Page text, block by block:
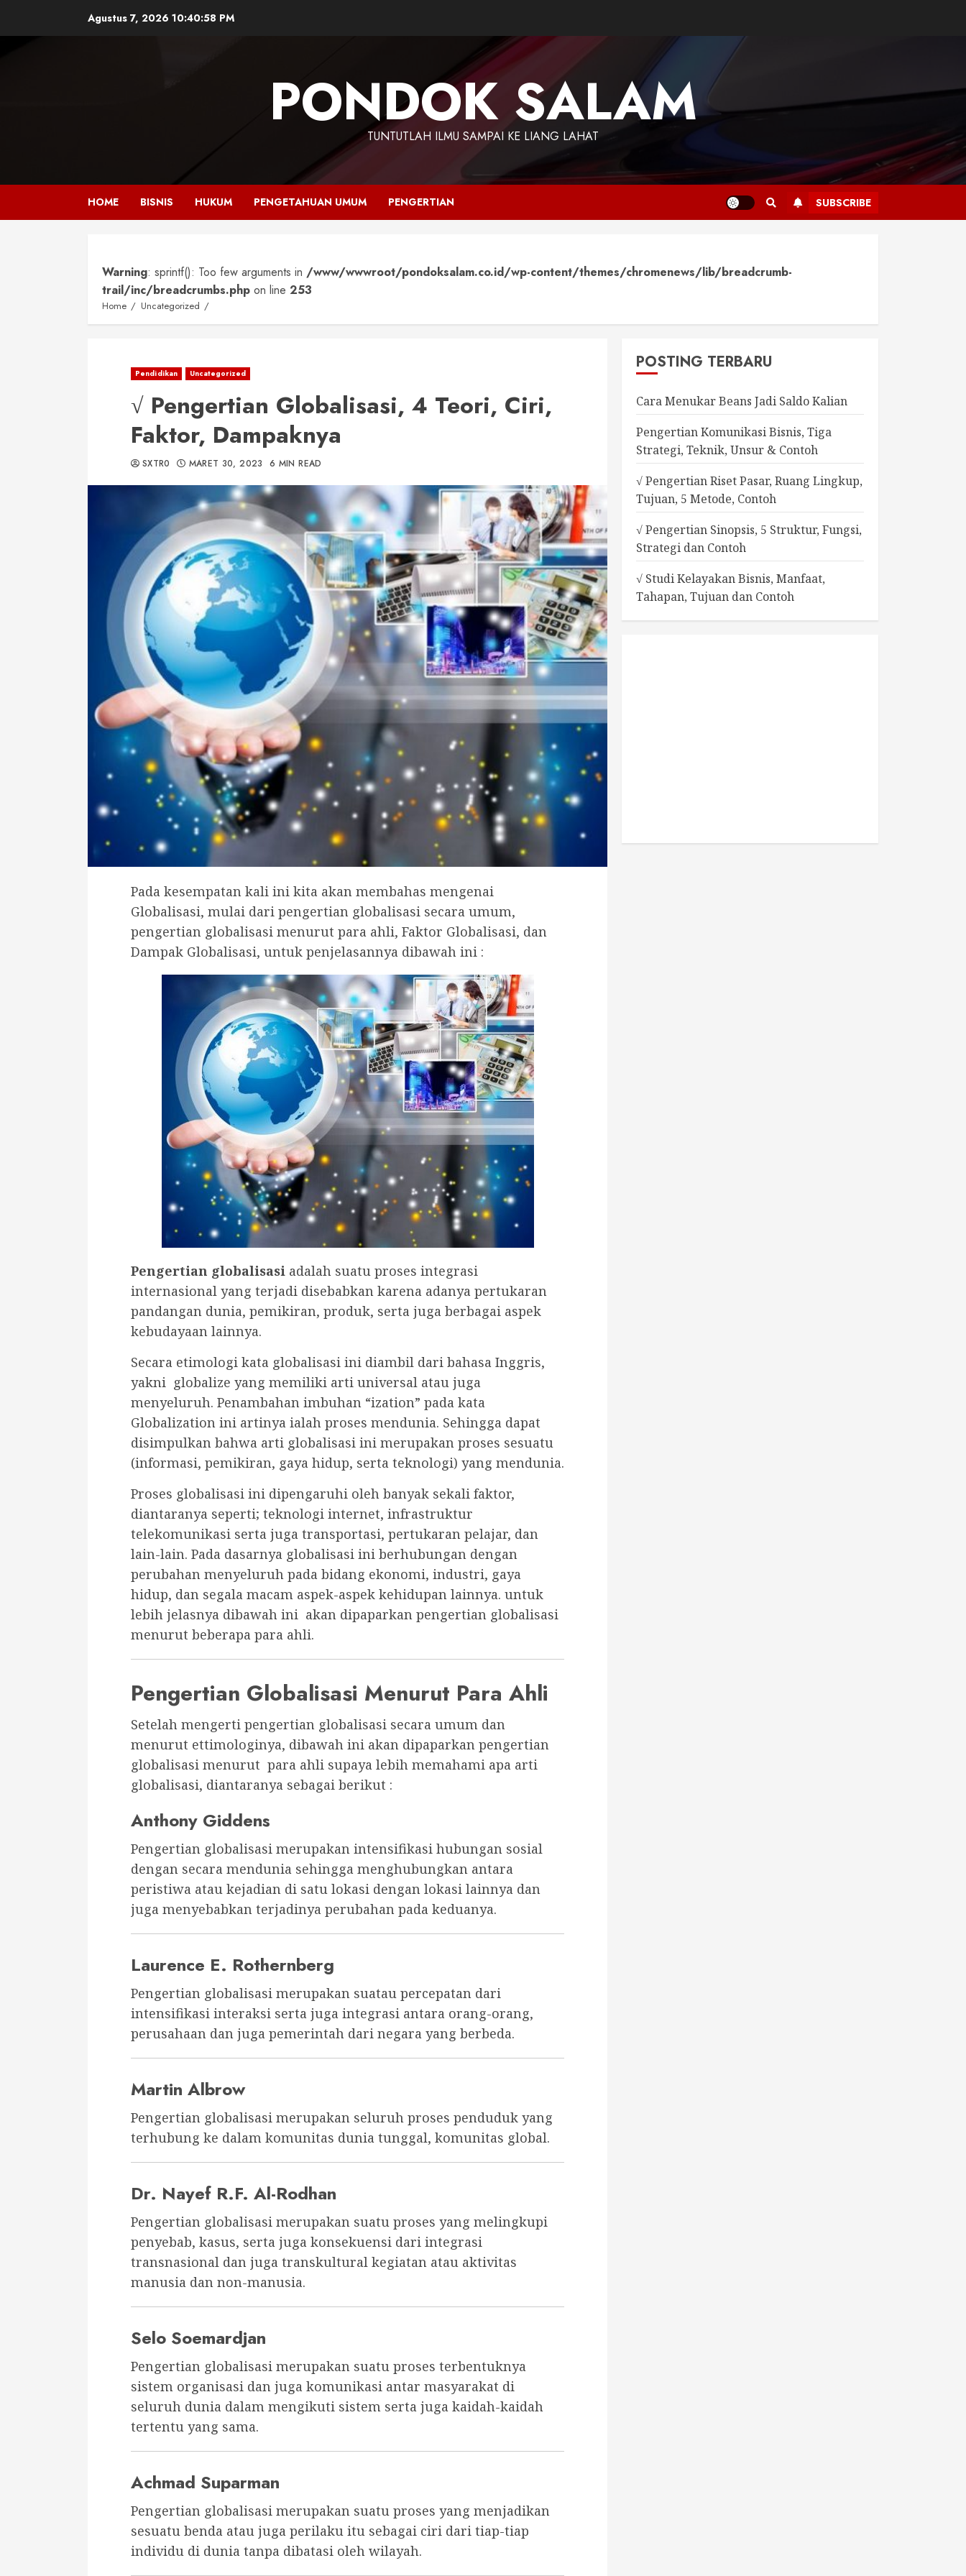
Agustus 7, 2026 10:40:59 PM
PONDOK SALAM
TUNTUTLAH ILMU SAMPAI KE LIANG LAHAT
HOME BISNIS HUKUM PENGETAHUAN UMUM PENGERTIAN SUBSCRIBE
Warning: sprintf(): Too few arguments in /www/wwwroot/pondoksalam.co.id/wp-content/themes/chromenews/lib/breadcrumb-
trail/inc/breadcrumbs.php on line 253
Home Uncategorized
Pendidikan Uncategorized
√ Pengertian Globalisasi, 4 Teori, Ciri,
Faktor, Dampaknya
SXTR0 MARET 30, 2023 6 MIN READ
Pada kesempatan kali ini kita akan membahas mengenai
Globalisasi, mulai dari pengertian globalisasi secara umum,
pengertian globalisasi menurut para ahli, Faktor Globalisasi, dan
Dampak Globalisasi, untuk penjelasannya dibawah ini :
Pengertian globalisasi adalah suatu proses integrasi
internasional yang terjadi disebabkan karena adanya pertukaran
pandangan dunia, pemikiran, produk, serta juga berbagai aspek
kebudayaan lainnya.
Secara etimologi kata globalisasi ini diambil dari bahasa Inggris,
yakni globalize yang memiliki arti universal atau juga
menyeluruh. Penambahan imbuhan “ization” pada kata
Globalization ini artinya ialah proses mendunia. Sehingga dapat
disimpulkan bahwa arti globalisasi ini merupakan proses sesuatu
(informasi, pemikiran, gaya hidup, serta teknologi) yang mendunia.
Proses globalisasi ini dipengaruhi oleh banyak sekali faktor,
diantaranya seperti; teknologi internet, infrastruktur
telekomunikasi serta juga transportasi, pertukaran pelajar, dan
lain-lain. Pada dasarnya globalisasi ini berhubungan dengan
perubahan menyeluruh pada bidang ekonomi, industri, gaya
hidup, dan segala macam aspek-aspek kehidupan lainnya. untuk
lebih jelasnya dibawah ini akan dipaparkan pengertian globalisasi
menurut beberapa para ahli.
Pengertian Globalisasi Menurut Para Ahli
Setelah mengerti pengertian globalisasi secara umum dan
menurut ettimologinya, dibawah ini akan dipaparkan pengertian
globalisasi menurut para ahli supaya lebih memahami apa arti
globalisasi, diantaranya sebagai berikut :
Anthony Giddens
Pengertian globalisasi merupakan intensifikasi hubungan sosial
dengan secara mendunia sehingga menghubungkan antara
peristiwa atau kejadian di satu lokasi dengan lokasi lainnya dan
juga menyebabkan terjadinya perubahan pada keduanya.
Laurence E. Rothernberg
Pengertian globalisasi merupakan suatau percepatan dari
intensifikasi interaksi serta juga integrasi antara orang-orang,
perusahaan dan juga pemerintah dari negara yang berbeda.
Martin Albrow
Pengertian globalisasi merupakan seluruh proses penduduk yang
terhubung ke dalam komunitas dunia tunggal, komunitas global.
Dr. Nayef R.F. Al-Rodhan
Pengertian globalisasi merupakan suatu proses yang melingkupi
penyebab, kasus, serta juga konsekuensi dari integrasi
transnasional dan juga transkultural kegiatan atau aktivitas
manusia dan non-manusia.
Selo Soemardjan
Pengertian globalisasi merupakan suatu proses terbentuknya
sistem organisasi dan juga komunikasi antar masyarakat di
seluruh dunia dalam mengikuti sistem serta juga kaidah-kaidah
tertentu yang sama.
Achmad Suparman
Pengertian globalisasi merupakan suatu proses yang menjadikan
sesuatu benda atau juga perilaku itu sebagai ciri dari tiap-tiap
individu di dunia tanpa dibatasi oleh wilayah.
POSTING TERBARU
Cara Menukar Beans Jadi Saldo Kalian
Pengertian Komunikasi Bisnis, Tiga
Strategi, Teknik, Unsur & Contoh
√ Pengertian Riset Pasar, Ruang Lingkup,
Tujuan, 5 Metode, Contoh
√ Pengertian Sinopsis, 5 Struktur, Fungsi,
Strategi dan Contoh
√ Studi Kelayakan Bisnis, Manfaat,
Tahapan, Tujuan dan Contoh